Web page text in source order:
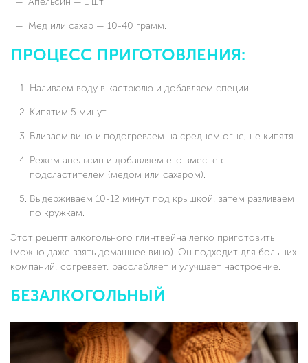
Мед или сахар — 10-40 грамм.
ПРОЦЕСС ПРИГОТОВЛЕНИЯ:
Наливаем воду в кастрюлю и добавляем специи.
Кипятим 5 минут.
Вливаем вино и подогреваем на среднем огне, не кипятя.
Режем апельсин и добавляем его вместе с
подсластителем (медом или сахаром).
Выдерживаем 10-12 минут под крышкой, затем разливаем
по кружкам.
Этот рецепт алкогольного глинтвейна легко приготовить
(можно даже взять домашнее вино). Он подходит для больших
компаний, согревает, расслабляет и улучшает настроение.
БЕЗАЛКОГОЛЬНЫЙ